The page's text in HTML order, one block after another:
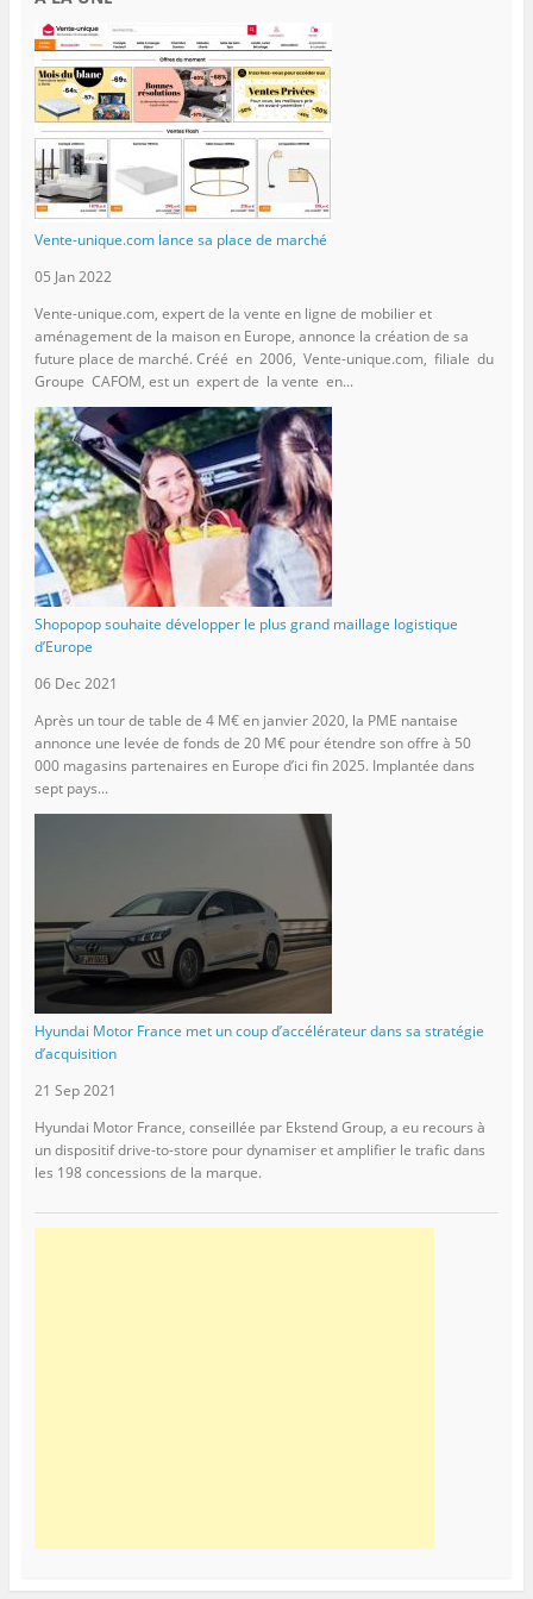
Vente-unique.com lance sa place de marché
05 Jan 2022
Vente-unique.com, expert de la vente en ligne de mobilier et
aménagement de la maison en Europe, annonce la création de sa
future place de marché. Créé en 2006, Vente-unique.com, filiale du
Groupe CAFOM, est un expert de la vente en...
Shopopop souhaite développer le plus grand maillage logistique
d’Europe
06 Dec 2021
Après un tour de table de 4 M€ en janvier 2020, la PME nantaise
annonce une levée de fonds de 20 M€ pour étendre son offre à 50
000 magasins partenaires en Europe d’ici fin 2025. Implantée dans
sept pays...
Hyundai Motor France met un coup d’accélérateur dans sa stratégie
d’acquisition
21 Sep 2021
Hyundai Motor France, conseillée par Ekstend Group, a eu recours à
un dispositif drive-to-store pour dynamiser et amplifier le trafic dans
les 198 concessions de la marque.